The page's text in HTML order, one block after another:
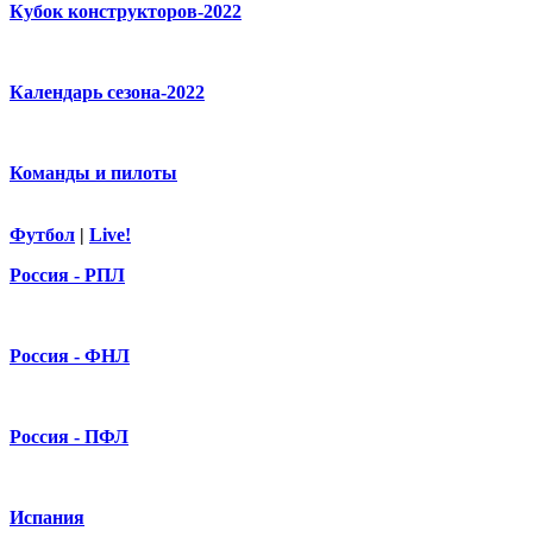
Кубок конструкторов-2022
Календарь сезона-2022
Команды и пилоты
Футбол | Live!
Россия - РПЛ
Россия - ФНЛ
Россия - ПФЛ
Испания